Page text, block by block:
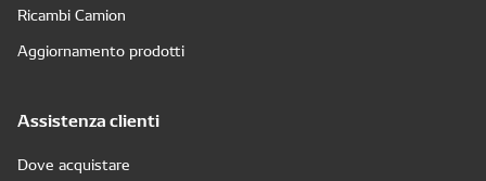
Ricambi Camion
Aggiornamento prodotti
Assistenza clienti
Dove acquistare